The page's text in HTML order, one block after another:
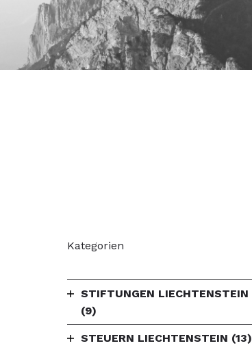
Kategorien
STIFTUNGEN LIECHTENSTEIN
(9)
STEUERN LIECHTENSTEIN (13)